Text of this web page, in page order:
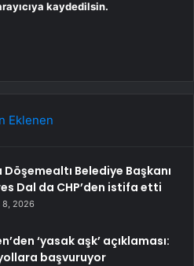
kaydedilsin.
Eklenen
Belediye Başkanı
Dal da CHP’den istifa etti
8, 2026
‘yasak aşk’ açıklaması:
başvuruyor